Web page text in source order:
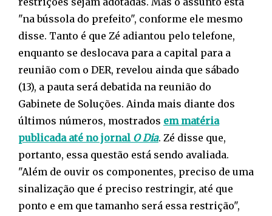
"na bússola do prefeito", conforme ele mesmo
disse. Tanto é que Zé adiantou pelo telefone,
enquanto se deslocava para a capital para a
reunião com o DER, revelou ainda que sábado
(13), a pauta será debatida na reunião do
Gabinete de Soluções. Ainda mais diante dos
últimos números, mostrados em matéria
publicada até no jornal O Dia. Zé disse que,
portanto, essa questão está sendo avaliada.
"Além de ouvir os componentes, preciso de uma
sinalização que é preciso restringir, até que
ponto e em que tamanho será essa restrição",